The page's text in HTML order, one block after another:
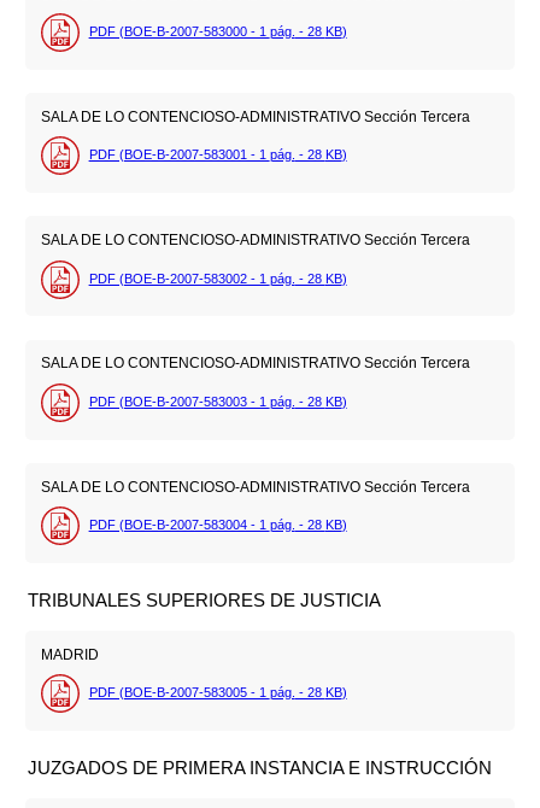
PDF (BOE-B-2007-583000 - 1 pág. - 28 KB)
SALA DE LO CONTENCIOSO-ADMINISTRATIVO Sección Tercera
PDF (BOE-B-2007-583001 - 1 pág. - 28 KB)
SALA DE LO CONTENCIOSO-ADMINISTRATIVO Sección Tercera
PDF (BOE-B-2007-583002 - 1 pág. - 28 KB)
SALA DE LO CONTENCIOSO-ADMINISTRATIVO Sección Tercera
PDF (BOE-B-2007-583003 - 1 pág. - 28 KB)
SALA DE LO CONTENCIOSO-ADMINISTRATIVO Sección Tercera
PDF (BOE-B-2007-583004 - 1 pág. - 28 KB)
TRIBUNALES SUPERIORES DE JUSTICIA
MADRID
PDF (BOE-B-2007-583005 - 1 pág. - 28 KB)
JUZGADOS DE PRIMERA INSTANCIA E INSTRUCCIÓN